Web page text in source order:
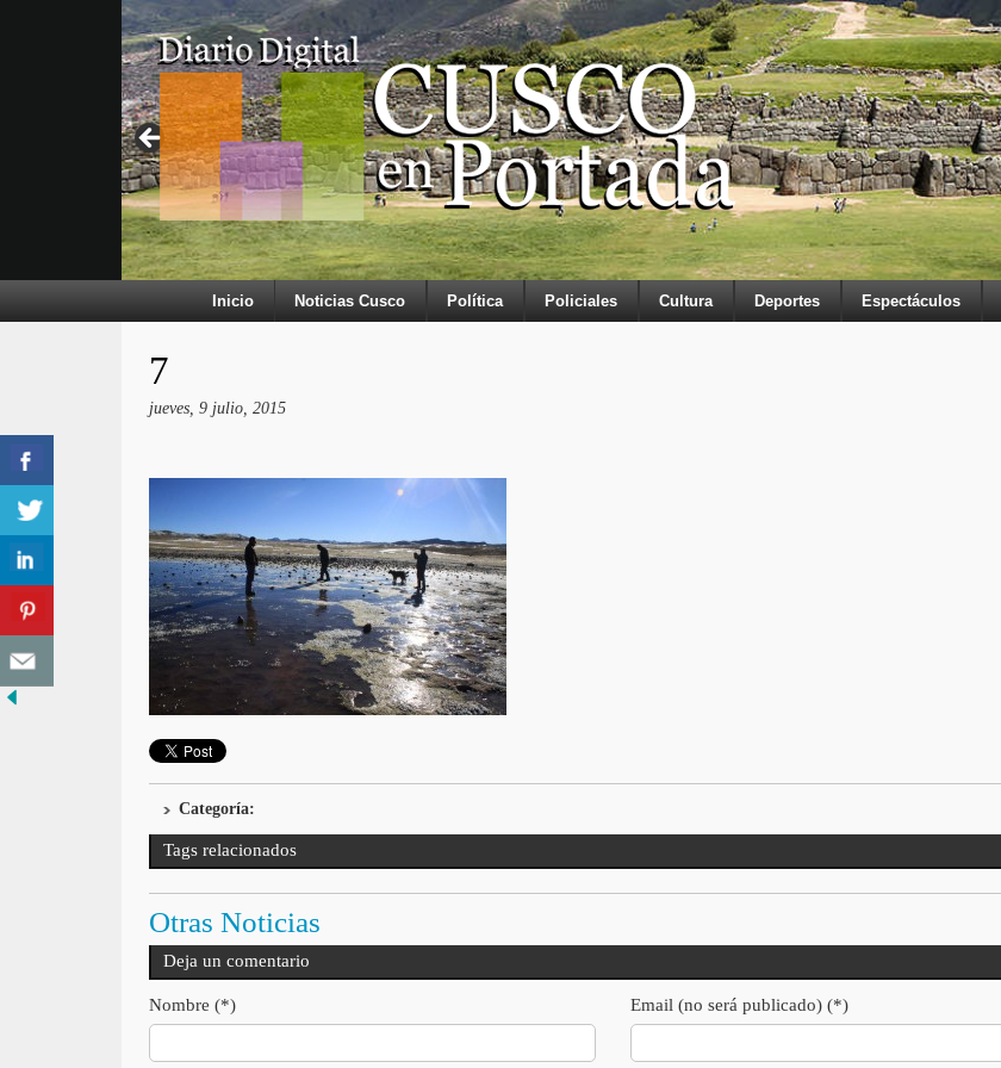
Inicio Noticias Cusco Política Policiales Cultura Deportes Espectáculos
7
jueves, 9 julio, 2015
Categoría:
Tags relacionados
Otras Noticias
Deja un comentario
Nombre (*) Email (no será publicado) (*)